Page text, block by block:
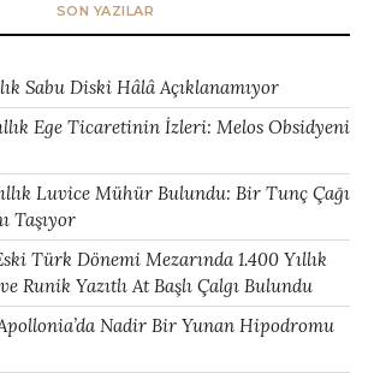
SON YAZILAR
Sabu Diski Hâlâ Açıklanamıyor
Ege Ticaretinin İzleri: Melos Obsidyeni
Luvice Mühür Bulundu: Bir Tunç Çağı
Taşıyor
Türk Dönemi Mezarında 1.400 Yıllık
Runik Yazıtlı At Başlı Çalgı Bulundu
Nadir Bir Yunan Hipodromu